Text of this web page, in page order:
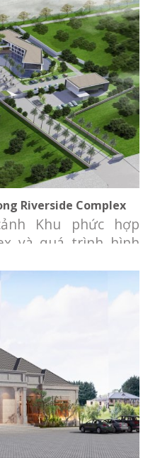
Riverside Complex
Khu phức hợp
và quá trình hình
là công trình có kiến
Chủ đầu tư: